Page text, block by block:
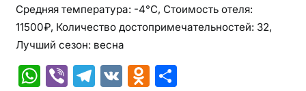
Средняя температура: -4°C, Стоимость отеля:
11500₽, Количество достопримечательностей: 32,
Лучший сезон: весна
W Vi T V O О